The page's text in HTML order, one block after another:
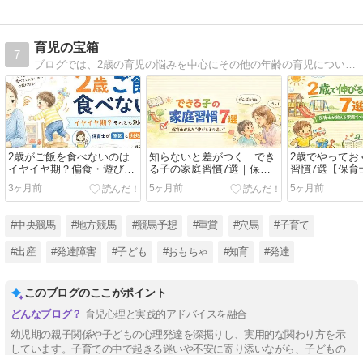
7
育児の宝箱
2歳がご飯を食べないのは
イヤイヤ期？偏食・遊び食
べの理由と保育士が教える
正しい対処法
3ヶ月前
知らないと差がつく…でき
る子の家庭習慣7選｜保育
士が本音で解説
5ヶ月前
2歳でやってお
習慣7選【保育
発達を支える
り方
5ヶ月前
#中央競馬 #地方競馬 #競馬予想 #重賞 #穴馬 #子育て
#出産 #発達障害 #子ども #おもちゃ #知育 #発達
このブログのここがポイント
育児心理と実践的アドバイスを融合
幼児期の親子関係や子どもの心理発達を深掘りし、実用的な関わり方を示
しています。子育ての中で起きる迷いや不安に寄り添いながら、子どもの